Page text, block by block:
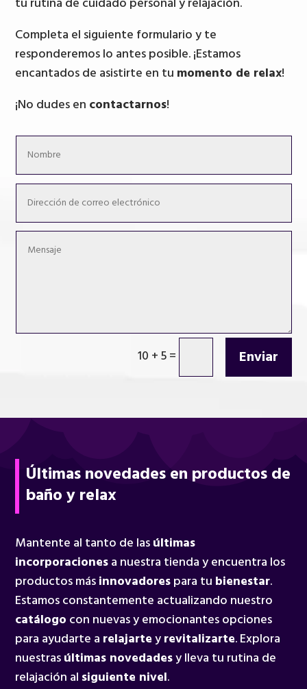
Completa el siguiente formulario y te
responderemos lo antes posible. ¡Estamos
encantados de asistirte en tu momento de relax!
¡No dudes en contactarnos!
10 + 5= Enviar
Últimas novedades en productos de
baño y relax
Mantente al tanto de lasúltimas
incorporacionesa nuestra tienda y encuentra los
productos másinnovadorespara tu bienestar.
Estamos constantemente actualizando nuestro
catálogo con nuevas y emocionantes opciones
para ayudarte a relajarteyrevitalizarte. Explora
nuestrasúltimas novedadesy lleva tu rutina de
relajación al siguiente nivel.